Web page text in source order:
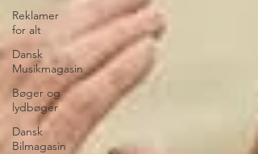
Reklamer
for alt
Dansk
Musikmagasin
Bøger og
lydbøger
Dansk
Bilmagasin